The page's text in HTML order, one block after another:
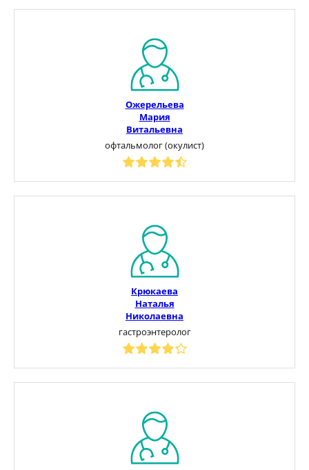
Ожерельева
Мария
Витальевна
офтальмолог (окулист)
Крюкаева
Наталья
Николаевна
гастроэнтеролог